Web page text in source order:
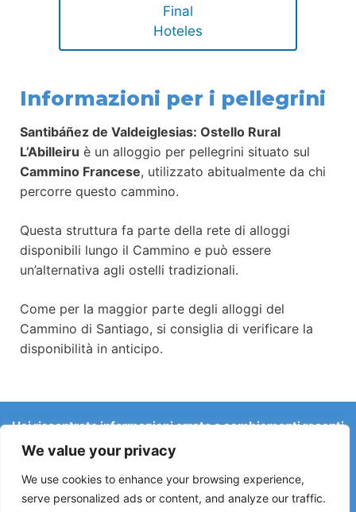
We value your privacy
We use cookies to enhance your browsing experience,
serve personalized ads or content, and analyze our traffic.
Final
Hoteles
Informazioni per i pellegrini
Santibáñez de Valdeiglesias: Ostello Rural
L’Abilleiru è un alloggio per pellegrini situato sul
Cammino Francese, utilizzato abitualmente da chi
percorre questo cammino.
Questa struttura fa parte della rete di alloggi
disponibili lungo il Cammino e può essere
un’alternativa agli ostelli tradizionali.
Come per la maggior parte degli alloggi del
Cammino di Santiago, si consiglia di verificare la
disponibilità in anticipo.
Hai riscontrato informazioni errate o cambiamenti recenti
Le segnalazioni su ostelli chiusi, allagamenti, deviazioni,
lavori stradali o altri cambiamenti aiutano a mantenere la
guida aggiornata.